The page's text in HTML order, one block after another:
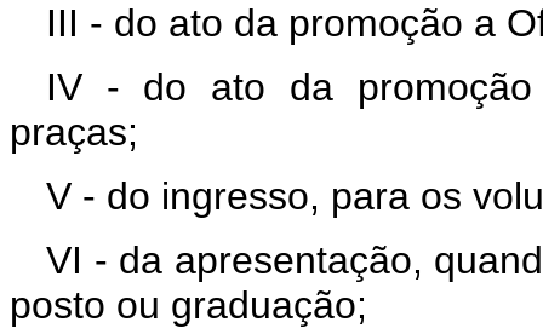
III - do ato da promoção a
IV - do ato da promoção
praças;
V - do ingresso, para os
VI - da apresentação,
posto ou graduação;